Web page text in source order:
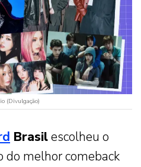
(Divulgação)
Brasilescolheu o
do melhor comeback